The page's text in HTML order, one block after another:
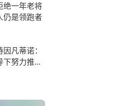
绝一年老将
仍是领跑者
凡蒂诺：
努力推动